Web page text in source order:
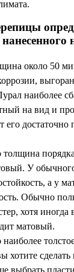
около 50
наиболее
на вид и
его
толщина
У
а у
Обычно
хотя иногда
матовый.
хотите
выбрать